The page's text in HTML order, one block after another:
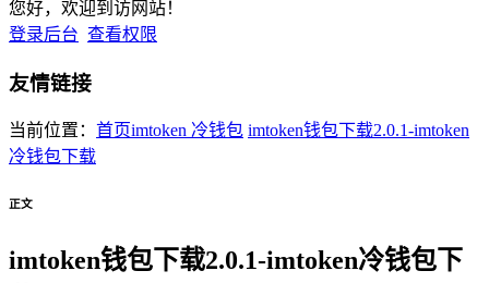
您好，欢迎到访网站！
登录后台 查看权限
友情链接
当前位置： 首页imtoken 冷钱包 imtoken钱包下载2.0.1-imtoken
冷钱包下载
正文
imtoken钱包下载2.0.1-imtoken冷钱包下